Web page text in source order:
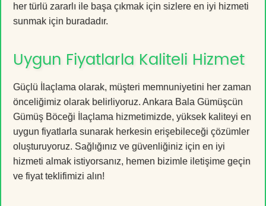
her türlü zararlı ile başa çıkmak için sizlere en iyi hizmeti
sunmak için buradadır.
Uygun Fiyatlarla Kaliteli Hizmet
Güçlü İlaçlama olarak, müşteri memnuniyetini her zaman
önceliğimiz olarak belirliyoruz. Ankara Bala Gümüşcün
Gümüş Böceği İlaçlama hizmetimizde, yüksek kaliteyi en
uygun fiyatlarla sunarak herkesin erişebileceği çözümler
oluşturuyoruz. Sağlığınız ve güvenliğiniz için en iyi
hizmeti almak istiyorsanız, hemen bizimle iletişime geçin
ve fiyat teklifimizi alın!